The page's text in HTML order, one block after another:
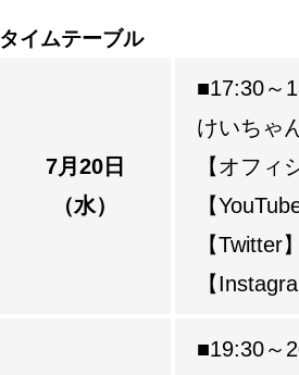
タイムテーブル
7月20日
（水）
■17:30～
けいちゃ
【オフィ
【
【Twitter
【
■19:30～